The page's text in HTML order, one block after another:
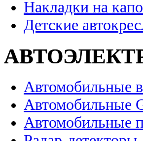
Накладки на
Детские
Автомобильные
Автомобильные
Автомобильные